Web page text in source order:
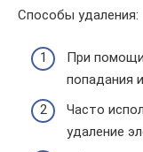
Способы удаления:
При
попадания
Часто
удаление